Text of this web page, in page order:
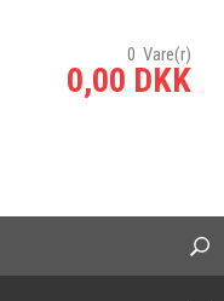
0 Vare(r)
0,00 DKK